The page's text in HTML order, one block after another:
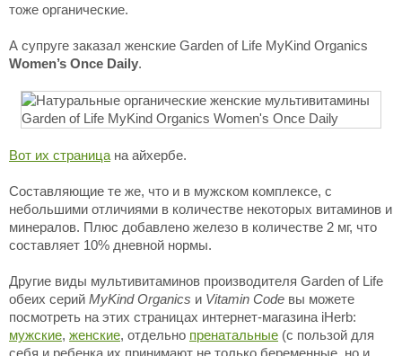
тоже органические.
А супруге заказал женские Garden of Life MyKind Organics
Women’s Once Daily.
Вот их страница на айхербе.
Составляющие те же, что и в мужском комплексе, с
небольшими отличиями в количестве некоторых витаминов и
минералов. Плюс добавлено железо в количестве 2 мг, что
составляет 10% дневной нормы.
Другие виды мультивитаминов производителя Garden of Life
обеих серий MyKind Organics и Vitamin Code вы можете
посмотреть на этих страницах интернет-магазина iHerb:
мужские, женские, отдельно пренатальные (с пользой для
себя и ребенка их принимают не только беременные, но и